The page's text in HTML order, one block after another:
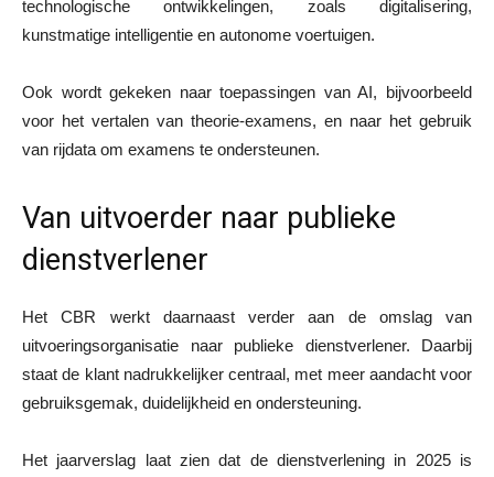
technologische ontwikkelingen, zoals digitalisering,
kunstmatige intelligentie en autonome voertuigen.
Ook wordt gekeken naar toepassingen van AI, bijvoorbeeld
voor het vertalen van theorie-examens, en naar het gebruik
van rijdata om examens te ondersteunen.
Van uitvoerder naar publieke
dienstverlener
Het CBR werkt daarnaast verder aan de omslag van
uitvoeringsorganisatie naar publieke dienstverlener. Daarbij
staat de klant nadrukkelijker centraal, met meer aandacht voor
gebruiksgemak, duidelijkheid en ondersteuning.
Het jaarverslag laat zien dat de dienstverlening in 2025 is